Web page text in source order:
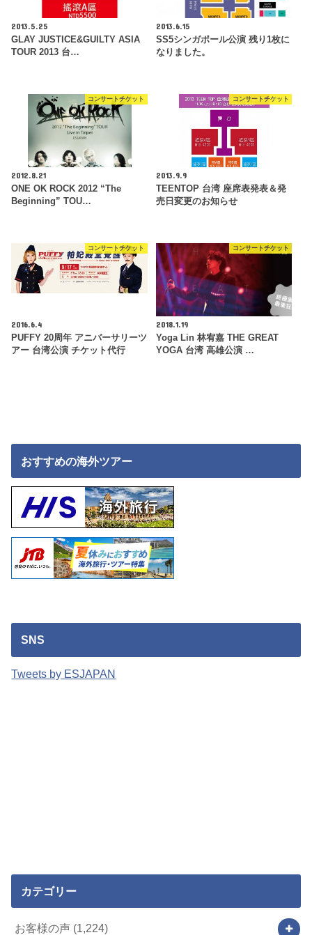
2013.5.25
GLAY JUSTICE&GUILTY ASIA
TOUR 2013 台…
2013.6.15
SS5シンガポール公演 残り1枚に
なりました。
コンサートチケット
2012.8.21
ONE OK ROCK 2012 “The
Beginning” TOU…
コンサートチケット
2013.9.9
TEENTOP 台湾 座席表発表＆発
売日変更のお知らせ
コンサートチケット
2016.6.4
PUFFY 20周年 アニバーサリーツ
アー 台湾公演 チケット代行
コンサートチケット
2018.1.19
Yoga Lin 林宥嘉 THE GREAT
YOGA 台湾 高雄公演 …
おすすめの海外ツアー
SNS
Tweets by ESJAPAN
カテゴリー
お客様の声 (1,224)